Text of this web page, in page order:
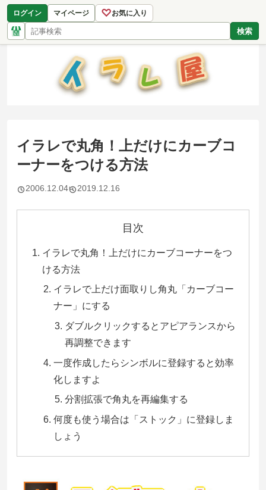
ログイン マイページ ♡お気に入り
検索
イラレで丸角！上だけにカーブコ
ーナーをつける方法
2006.12.04 2019.12.16
目次
イラレで丸角！上だけにカーブコーナーをつ
ける方法
イラレで上だけ面取りし角丸「カーブコー
ナー」にする
ダブルクリックするとアピアランスから
再調整できます
一度作成したらシンボルに登録すると効率
化しますよ
分割拡張で角丸を再編集する
何度も使う場合は「ストック」に登録しま
しょう